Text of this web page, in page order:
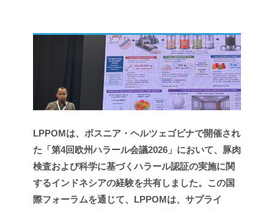
LPPOMは、ボスニア・ヘルツェゴビナで開催され
た「第4回欧州ハラール会議2026」において、豚肉
検査および科学に基づくハラール認証の実施に関
するインドネシアの経験を共有しました。この国
際フォーラムを通じて、LPPOMは、サプライ